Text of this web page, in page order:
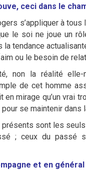
ceci dans le
s’appliquer à
le soi ne joue un
tendance
ou le besoin de
non la réalité
de cet homme
mirage qu’un vrai
se maintenir
sont les
; ceux du passé
et en